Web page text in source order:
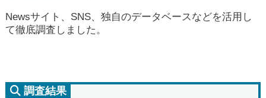
Newsサイト、SNS、独自のデータベースなどを活用し
て徹底調査しました。
調査結果